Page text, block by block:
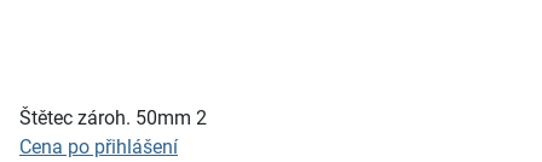
Štětec zároh. 50mm 2
Cena po přihlášení